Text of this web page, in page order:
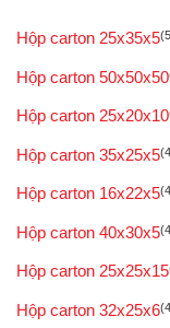
Hộp carton 25x35x5
Hộp carton 50x50x50
Hộp carton 25x20x10
Hộp carton 35x25x5
Hộp carton 16x22x5
Hộp carton 40x30x5
Hộp carton 25x25x15
Hộp carton 32x25x6